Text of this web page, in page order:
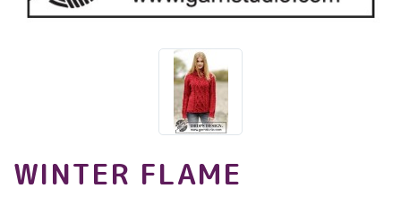
WINTER FLAME